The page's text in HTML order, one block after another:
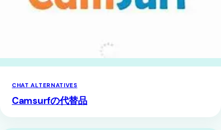
CHAT ALTERNATIVES
Camsurfの代替品